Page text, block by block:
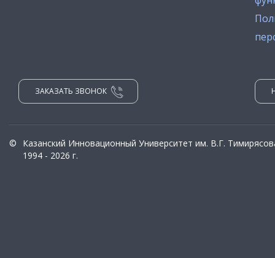
ЗАКАЗАТЬ ЗВОНОК
©
Казанский Инновационный Университет им. В.Г.
1994 - 2026 г.